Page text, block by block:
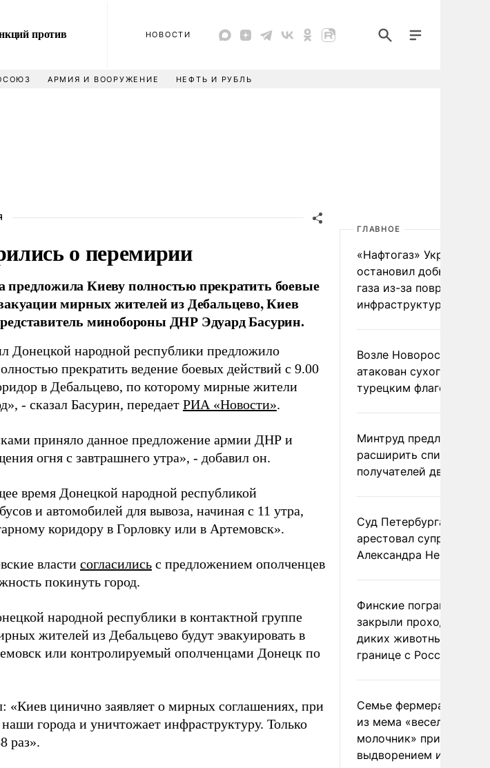
против
НОВОСТИ
АРМИЯ И ВООРУЖЕНИЕ НЕФТЬ И РУБЛЬ
о перемирии
предложила Киеву полностью прекратить боевые
мирных жителей из Дебальцево, Киев
минобороны ДНР Эдуард Басурин.
Донецкой народной республики предложило
прекратить ведение боевых действий с 9.00
в Дебальцево, по которому мирные жители
- сказал Басурин, передает РИА «Новости».
приняло данное предложение армии ДНР и
огня с завтрашнего утра», - добавил он.
время Донецкой народной республикой
и автомобилей для вывоза, начиная с 11 утра,
коридору в Горловку или в Артемовск».
власти согласились с предложением ополченцев
покинуть город.
народной республики в контактной группе
жителей из Дебальцево будут эвакуировать в
или контролируемый ополченцами Донецк по
цинично заявляет о мирных соглашениях, при
города и уничтожает инфраструктуру. Только
раз».
ГЛАВНОЕ
«Нафтогаз» Украины
остановил добычу
газа из-за повреждения
инфраструктуры
Возле Новороссийска
атакован сухогруз под
турецким флагом
Минтруд предложил
расширить список
получателей двух
Суд Петербурга заочно
арестовал супругу
Александра Невзорова
Финские пограничники
закрыли проходы для
диких животных на
границе с Россией
Семье фермера
из мема «веселый
молочник» пригрозили
выдворением из